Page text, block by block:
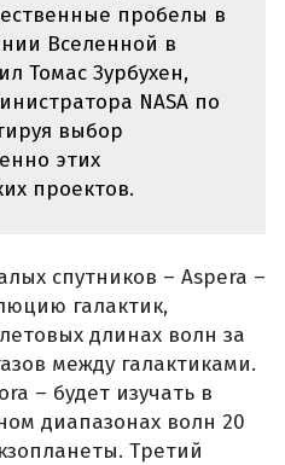
пробелы в
Вселенной в
Томас Зурбухен,
NASA по
выбор
этих
проектов.
спутников – Aspera –
галактик,
длинах волн за
между галактиками.
– будет изучать в
диапазонах волн 20
Третий